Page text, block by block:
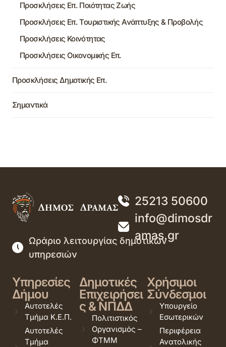
Προσκλήσεις Επ. Ποιότητας Ζωής
Προσκλήσεις Επ. Τουριστικής Ανάπτυξης & Προβολής
Προσκλήσεις Κοινότητας
Προσκλήσεις Οικονομικής Επ.
Προσκλήσεις Δημοτικής Επ.
Σημαντικά
25213 50600
info@dimosdr
amas.gr
Ωράριο λειτουργίας δημοτικών
υπηρεσιών
Υπηρεσίες
Δήμου
Αυτοτελές
Τμήμα Κ.Ε.Π.
Αυτοτελές
Τμήμα
Δημοτικές
Επιχειρήσει
ς & ΝΠΔΔ
Πολιτιστικός
Οργανισμός –
ΦΤΜΜ
Χρήσιμοι
Σύνδεσμοι
Υπουργείο
Εσωτερικών
Περιφέρεια
Ανατολικής